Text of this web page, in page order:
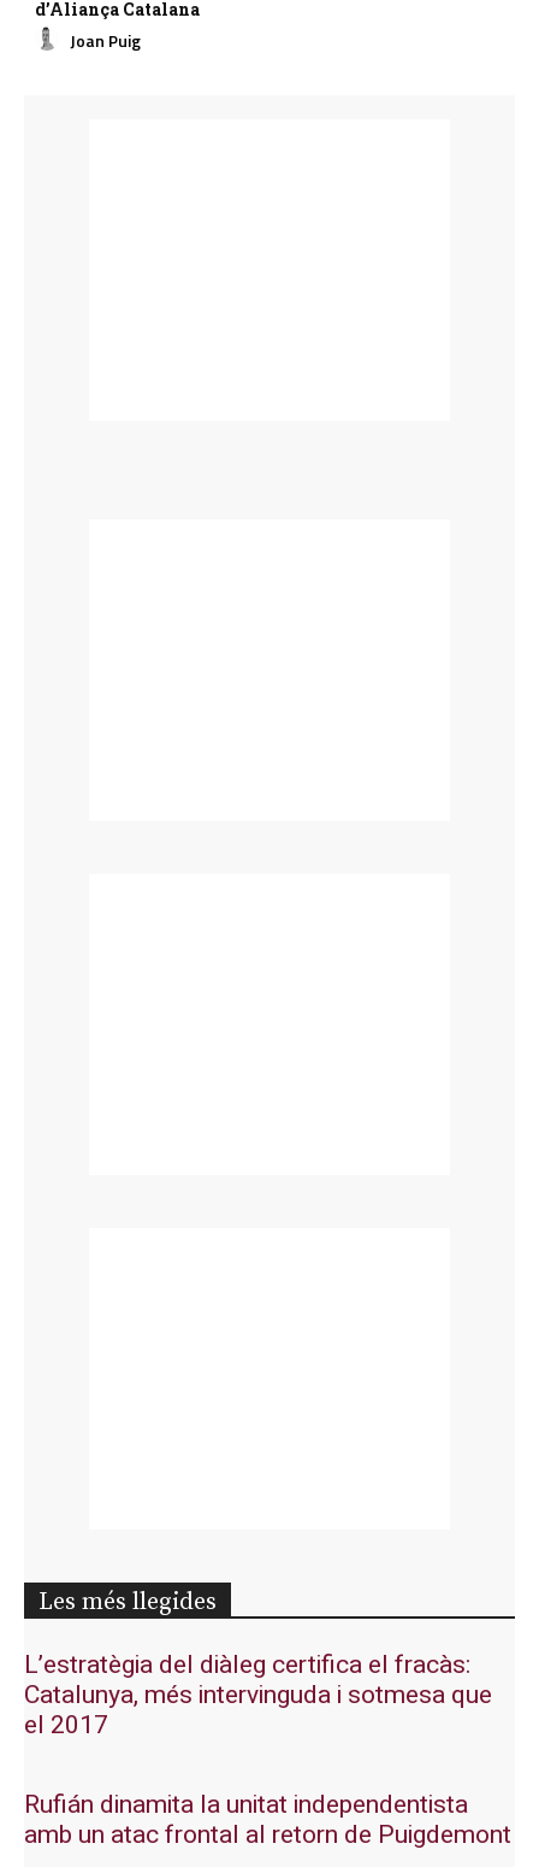
d’Aliança Catalana
Joan Puig
Les més llegides
L’estratègia del diàleg certifica el fracàs:
Catalunya, més intervinguda i sotmesa que
el 2017
Rufián dinamita la unitat independentista
amb un atac frontal al retorn de Puigdemont